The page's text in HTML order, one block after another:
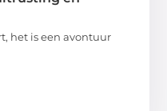
het is een avontuur